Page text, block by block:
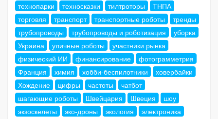
технопарки
техносказки тилтроторы
ТНПА
торговля
транспорт транспортные роботы
тренды
трубопроводы
трубопроводы и роботизация
уборка
Украина
уличные роботы
участники рынка
физический ИИ
финансирование
фотограмметрия
Франция
химия хобби-беспилотники
ховербайки
Хождение
цифры частоты
чатбот
шагающие роботы
Швейцария Швеция
шоу
экзоскелеты
эко-дроны экология
электроника